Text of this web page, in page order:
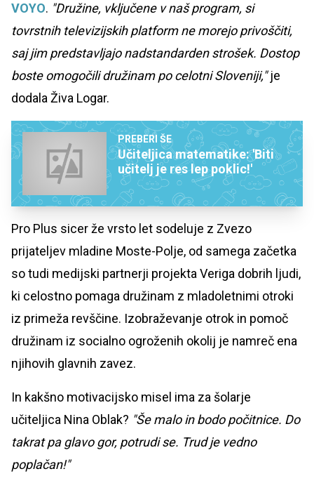
VOYO. "Družine, vključene v naš program, si
tovrstnih televizijskih platform ne morejo privoščiti,
saj jim predstavljajo nadstandarden strošek. Dostop
boste omogočili družinam po celotni Sloveniji,"je
dodala Živa Logar.
PREBERI ŠE
Učiteljica matematike: 'Biti
učitelj je res lep poklic!'
Pro Plus sicer že vrsto let sodeluje z Zvezo
prijateljev mladine Moste-Polje, od samega začetka
so tudi medijski partnerji projekta Veriga dobrih ljudi,
ki celostno pomaga družinam z mladoletnimi otroki
iz primeža revščine. Izobraževanje otrok in pomoč
družinam iz socialno ogroženih okolij je namreč ena
njihovih glavnih zavez.
In kakšno motivacijsko misel ima za šolarje
učiteljica Nina Oblak? "Še malo in bodo počitnice. Do
takrat pa glavo gor, potrudi se. Trud je vedno
poplačan!"